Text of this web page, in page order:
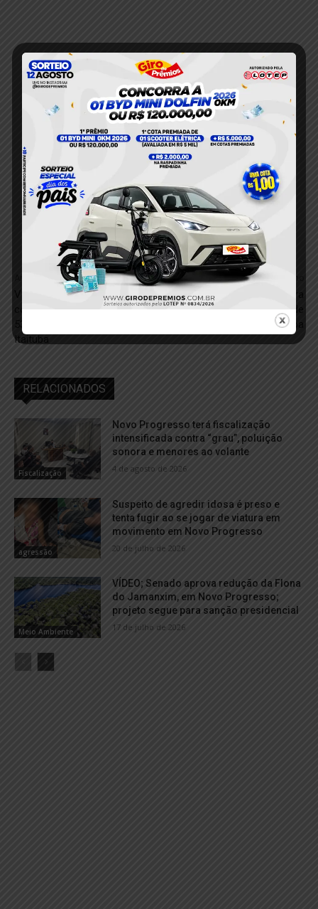
VÍDEO; Cadela atacada por
cobra é salva por militares do
Itaituba
VÍDEO; Projeto de lei declara
ABAMI como entidade de
utilidade pública em Itaituba
RELACIONADOS
Fiscalização
Novo Progresso terá fiscalização
intensificada contra “grau”, poluição
sonora e menores ao volante
4 de agosto de 2026
agressão
Suspeito de agredir idosa é preso e
tenta fugir ao se jogar de viatura em
movimento em Novo Progresso
20 de julho de 2026
Meio Ambiente
VÍDEO; Senado aprova redução da Flona
do Jamanxim, em Novo Progresso;
projeto segue para sanção presidencial
17 de julho de 2026